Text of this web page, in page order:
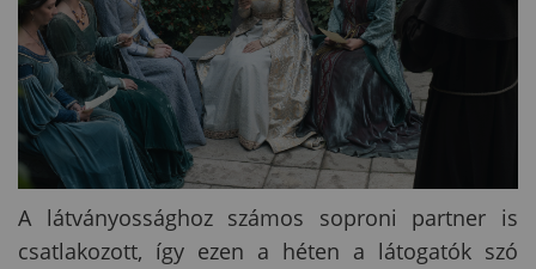
A látványossághoz számos soproni partner is
csatlakozott, így ezen a héten a látogatók szó